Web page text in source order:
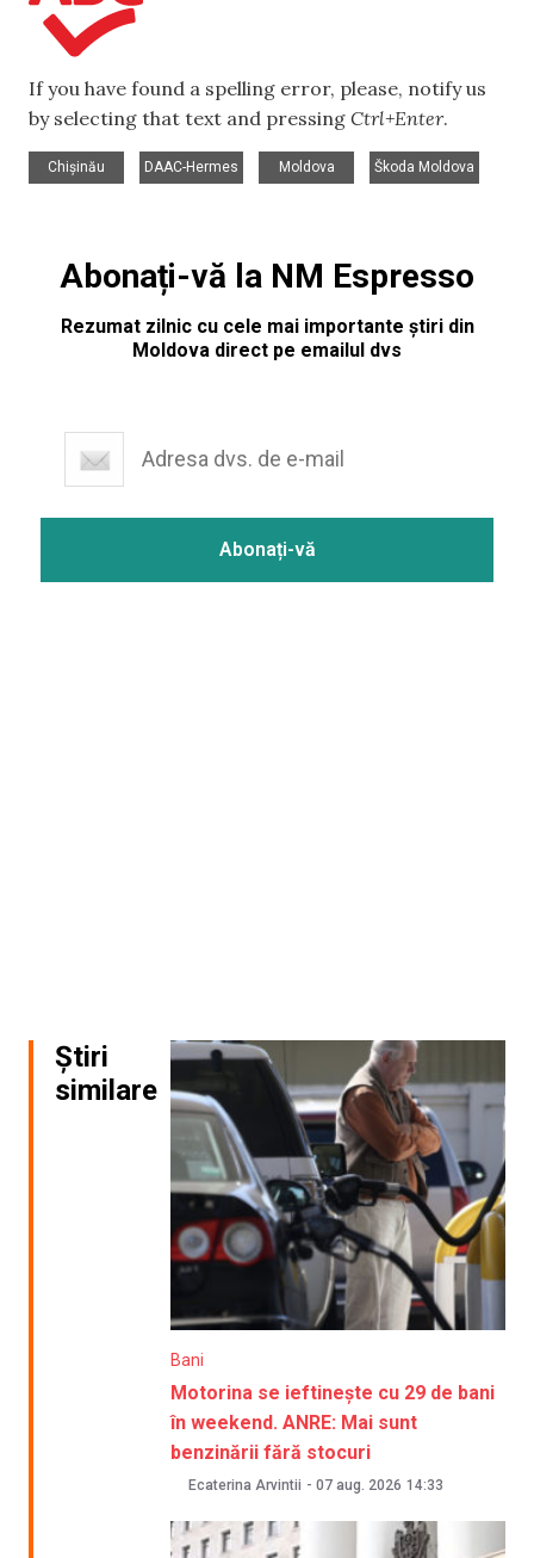
If you have found a spelling error, please, notify us
by selecting that text and pressing Ctrl+Enter.
Chișinău
DAAC-Hermes
Moldova
Škoda Moldova
Abonați-vă la NM Espresso
Rezumat zilnic cu cele mai importante știri din
Moldova direct pe emailul dvs
Știri
similare
Bani
Motorina se ieftinește cu 29 de bani
în weekend. ANRE: Mai sunt
benzinării fără stocuri
Ecaterina Arvintii - 07 aug. 2026 14:33